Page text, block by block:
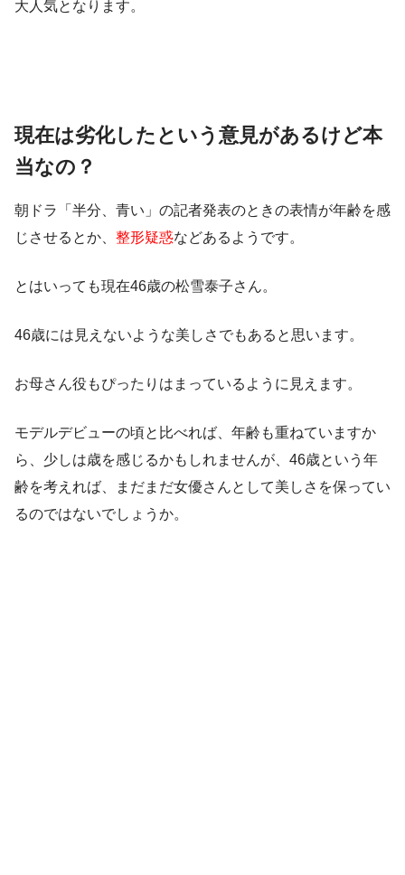
大人気となります。
現在は劣化したという意見があるけど本
当なの？
朝ドラ「半分、青い」の記者発表のときの表情が年齢を感
じさせるとか、 整形疑惑などあるようです。
とはいっても現在46歳の松雪泰子さん。
46歳には見えないような美しさでもあると思います。
お母さん役もぴったりはまっているように見えます。
モデルデビューの頃と比べれば、年齢も重ねていますか
ら、少しは歳を感じるかもしれませんが、46歳という年
齢を考えれば、まだまだ女優さんとして美しさを保ってい
るのではないでしょうか。